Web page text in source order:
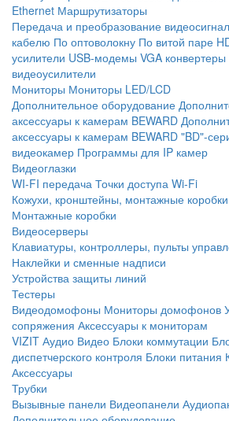
Ethernet Маршрутизаторы
Передача и преобразование
кабелю По оптоволокну По витой паре
усилители USB-модемы VGA конвертеры
видеоусилители
Мониторы Мониторы LED/LCD
Дополнительное оборудование
аксессуары к камерам BEWARD
аксессуары к камерам BEWARD "BD"-
видеокамер Программы для IP камер
Видеоглазки
WI-FI передача Точки доступа Wi-Fi
Кожухи, кронштейны, монтажные коробки
Монтажные коробки
Видеосерверы
Клавиатуры, контроллеры, пульты
Наклейки и сменные надписи
Устройства защиты линий
Тестеры
Видеодомофоны Мониторы домофонов
сопряжения Аксессуары к мониторам
VIZIT Аудио Видео Блоки коммутации
диспетчерского контроля Блоки питания
Аксессуары
Трубки
Вызывные панели Видеопанели